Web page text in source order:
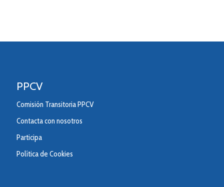
PPCV
Comisión Transitoria PPCV
Contacta con nosotros
Participa
Política de Cookies